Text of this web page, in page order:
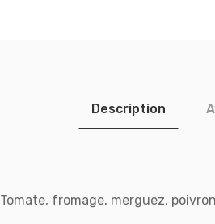
Description
Tomate, fromage, merguez,